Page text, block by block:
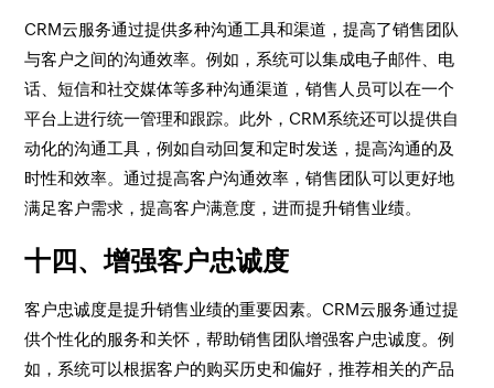
CRM云服务通过提供多种沟通工具和渠道，提高了销售团队
与客户之间的沟通效率。例如，系统可以集成电子邮件、电
话、短信和社交媒体等多种沟通渠道，销售人员可以在一个
平台上进行统一管理和跟踪。此外，CRM系统还可以提供自
动化的沟通工具，例如自动回复和定时发送，提高沟通的及
时性和效率。通过提高客户沟通效率，销售团队可以更好地
满足客户需求，提高客户满意度，进而提升销售业绩。
十四、增强客户忠诚度
客户忠诚度是提升销售业绩的重要因素。CRM云服务通过提
供个性化的服务和关怀，帮助销售团队增强客户忠诚度。例
如，系统可以根据客户的购买历史和偏好，推荐相关的产品